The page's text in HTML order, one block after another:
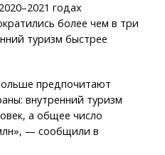
годах
более чем в три
туризм быстрее
предпочитают
внутренний туризм
а общее число
— сообщили в